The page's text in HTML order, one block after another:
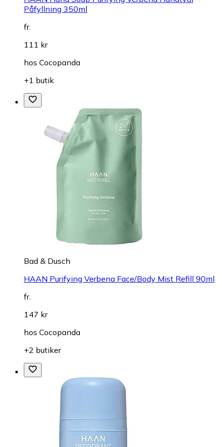
Påfyllning 350ml
fr.
111 kr
hos Cocopanda
+1 butik
Bad & Dusch
HAAN Purifying Verbena Face/Body Mist Refill 90ml
fr.
147 kr
hos Cocopanda
+2 butiker